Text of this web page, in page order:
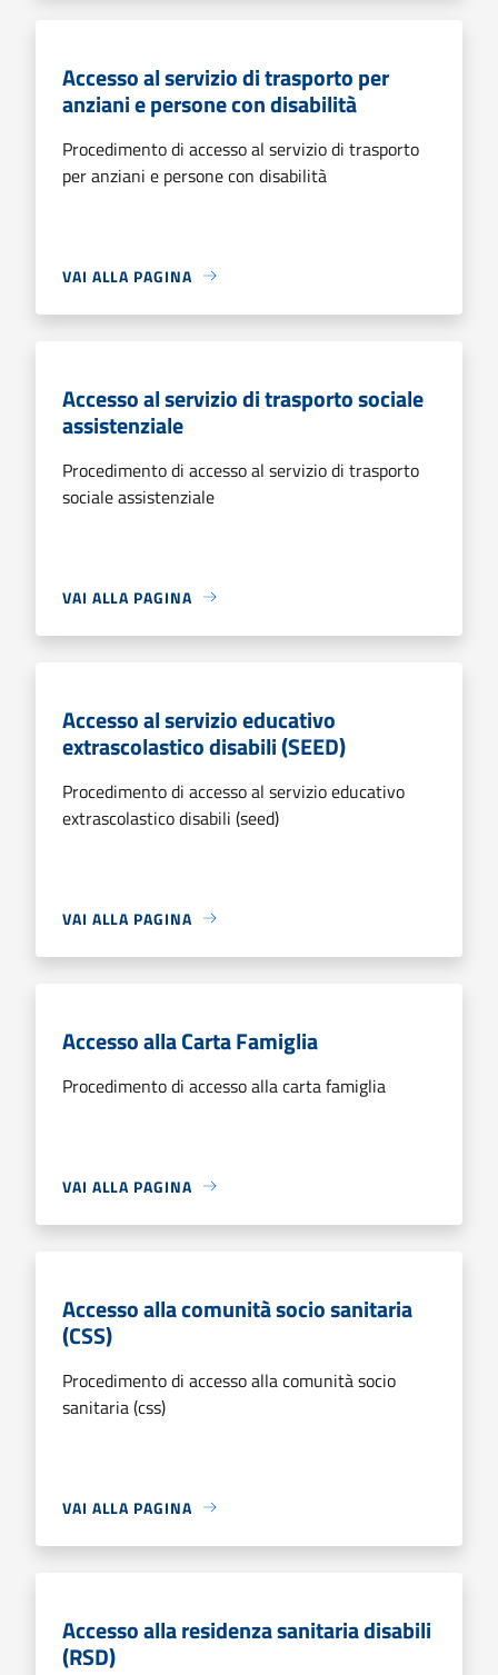
Accesso al servizio di trasporto per
anziani e persone con disabilità
Procedimento di accesso al servizio di trasporto
per anziani e persone con disabilità
VAI ALLA PAGINA
Accesso al servizio di trasporto sociale
assistenziale
Procedimento di accesso al servizio di trasporto
sociale assistenziale
VAI ALLA PAGINA
Accesso al servizio educativo
extrascolastico disabili (SEED)
Procedimento di accesso al servizio educativo
extrascolastico disabili (seed)
VAI ALLA PAGINA
Accesso alla Carta Famiglia
Procedimento di accesso alla carta famiglia
VAI ALLA PAGINA
Accesso alla comunità socio sanitaria
(CSS)
Procedimento di accesso alla comunità socio
sanitaria (css)
VAI ALLA PAGINA
Accesso alla residenza sanitaria disabili
(RSD)